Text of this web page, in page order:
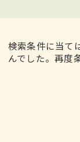
検索条件に当て
んでした。再度